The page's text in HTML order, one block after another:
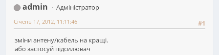
admin
Адміністратор
#1
Січень 17, 2012, 11:11:46
зміни антену/кабель на кращі.
або застосуй підсилювач